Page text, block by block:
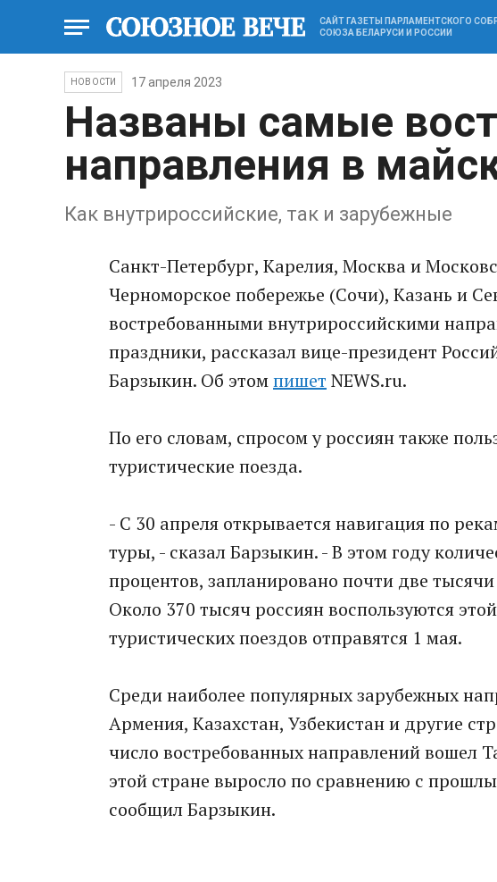
САЙТ ГАЗЕТЫ ПАРЛАМЕНТСКОГО
СОЮЗА БЕЛАРУСИ И РОССИИ
НОВОСТИ 17 апреля 2023
Названы самые
направления в
Как внутрироссийские, так и зарубежные
Санкт-Петербург, Карелия, Москва и
Черноморское побережье (Сочи), Казань и
востребованными внутрироссийскими
праздники, рассказал вице-президент
Барзыкин. Об этомпишет NEWS.ru.
По его словам, спросом у россиян также
туристические поезда.
- С 30 апреля открывается навигация по
туры, - сказал Барзыкин. - В этом году
процентов, запланировано почти две
Около 370 тысяч россиян воспользуются
туристических поездов отправятся 1 мая.
Среди наиболее популярных зарубежных
Армения, Казахстан, Узбекистан и другие
число востребованных направлений вошел
этой стране выросло по сравнению с
сообщил Барзыкин.